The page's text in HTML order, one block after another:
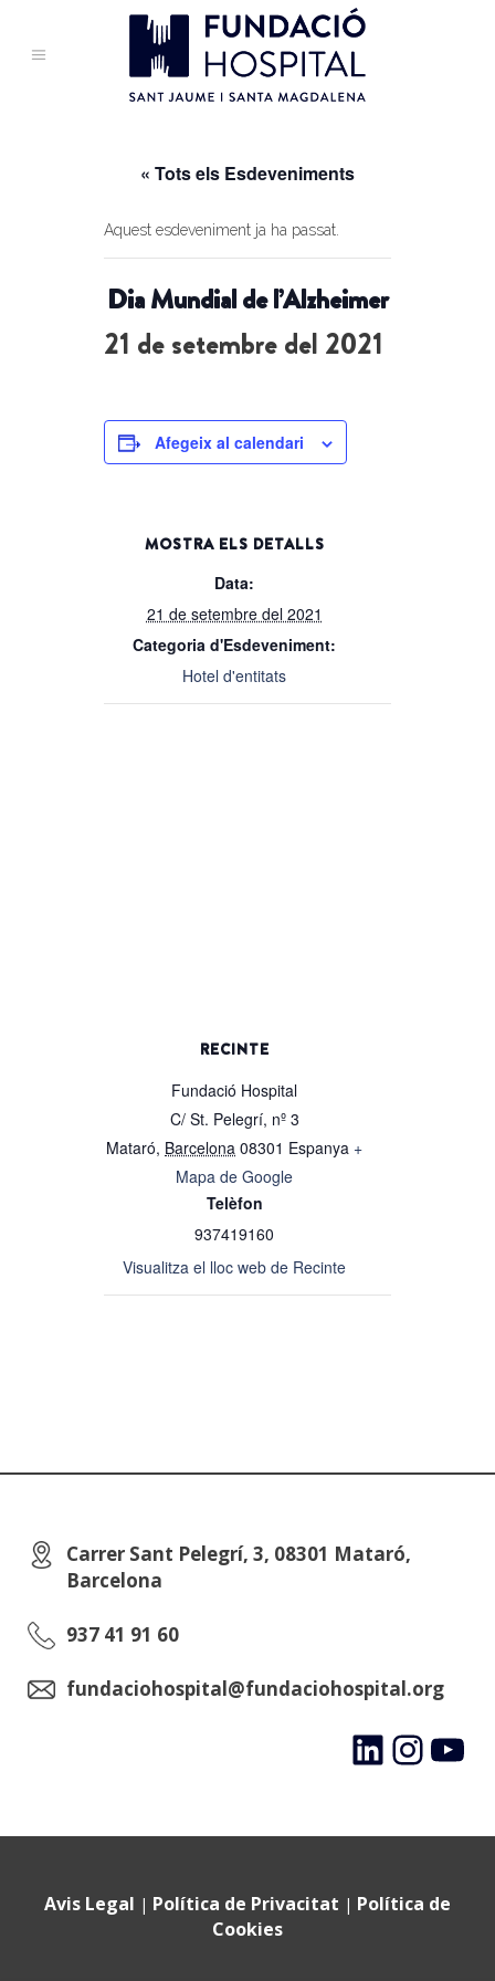
« Tots els Esdeveniments
Aquest esdeveniment ja ha passat.
Dia Mundial de l’Alzheimer
21 de setembre del 2021
Afegeix al calendari
MOSTRA ELS DETALLS
Data:
21 de setembre del 2021
Categoria d'Esdeveniment:
Hotel d'entitats
RECINTE
Fundació Hospital
C/ St. Pelegrí, nº 3
Mataró, Barcelona 08301 Espanya +
Mapa de Google
Telèfon
937419160
Visualitza el lloc web de Recinte
Carrer Sant Pelegrí, 3, 08301 Mataró,
Barcelona
937 41 91 60
fundaciohospital@fundaciohospital.org
LinkedInInstagram
YouTube
Avis Legal | Política de Privacitat | Política de
Cookies